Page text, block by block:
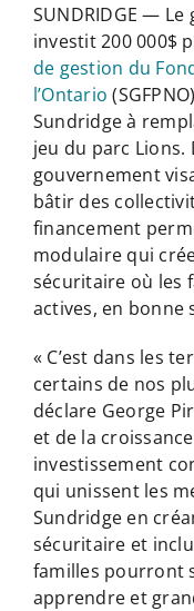
SUNDRIDGE —
investit 200 000$
de gestion du
l’Ontario
Sundridge à
jeu du parc Lions.
gouvernement
bâtir des
financement
modulaire qui
sécuritaire où les
actives, en bonne
« C’est dans les
certains de nos
déclare George
et de la
investissement
qui unissent les
Sundridge en
sécuritaire et
familles pourront
apprendre et